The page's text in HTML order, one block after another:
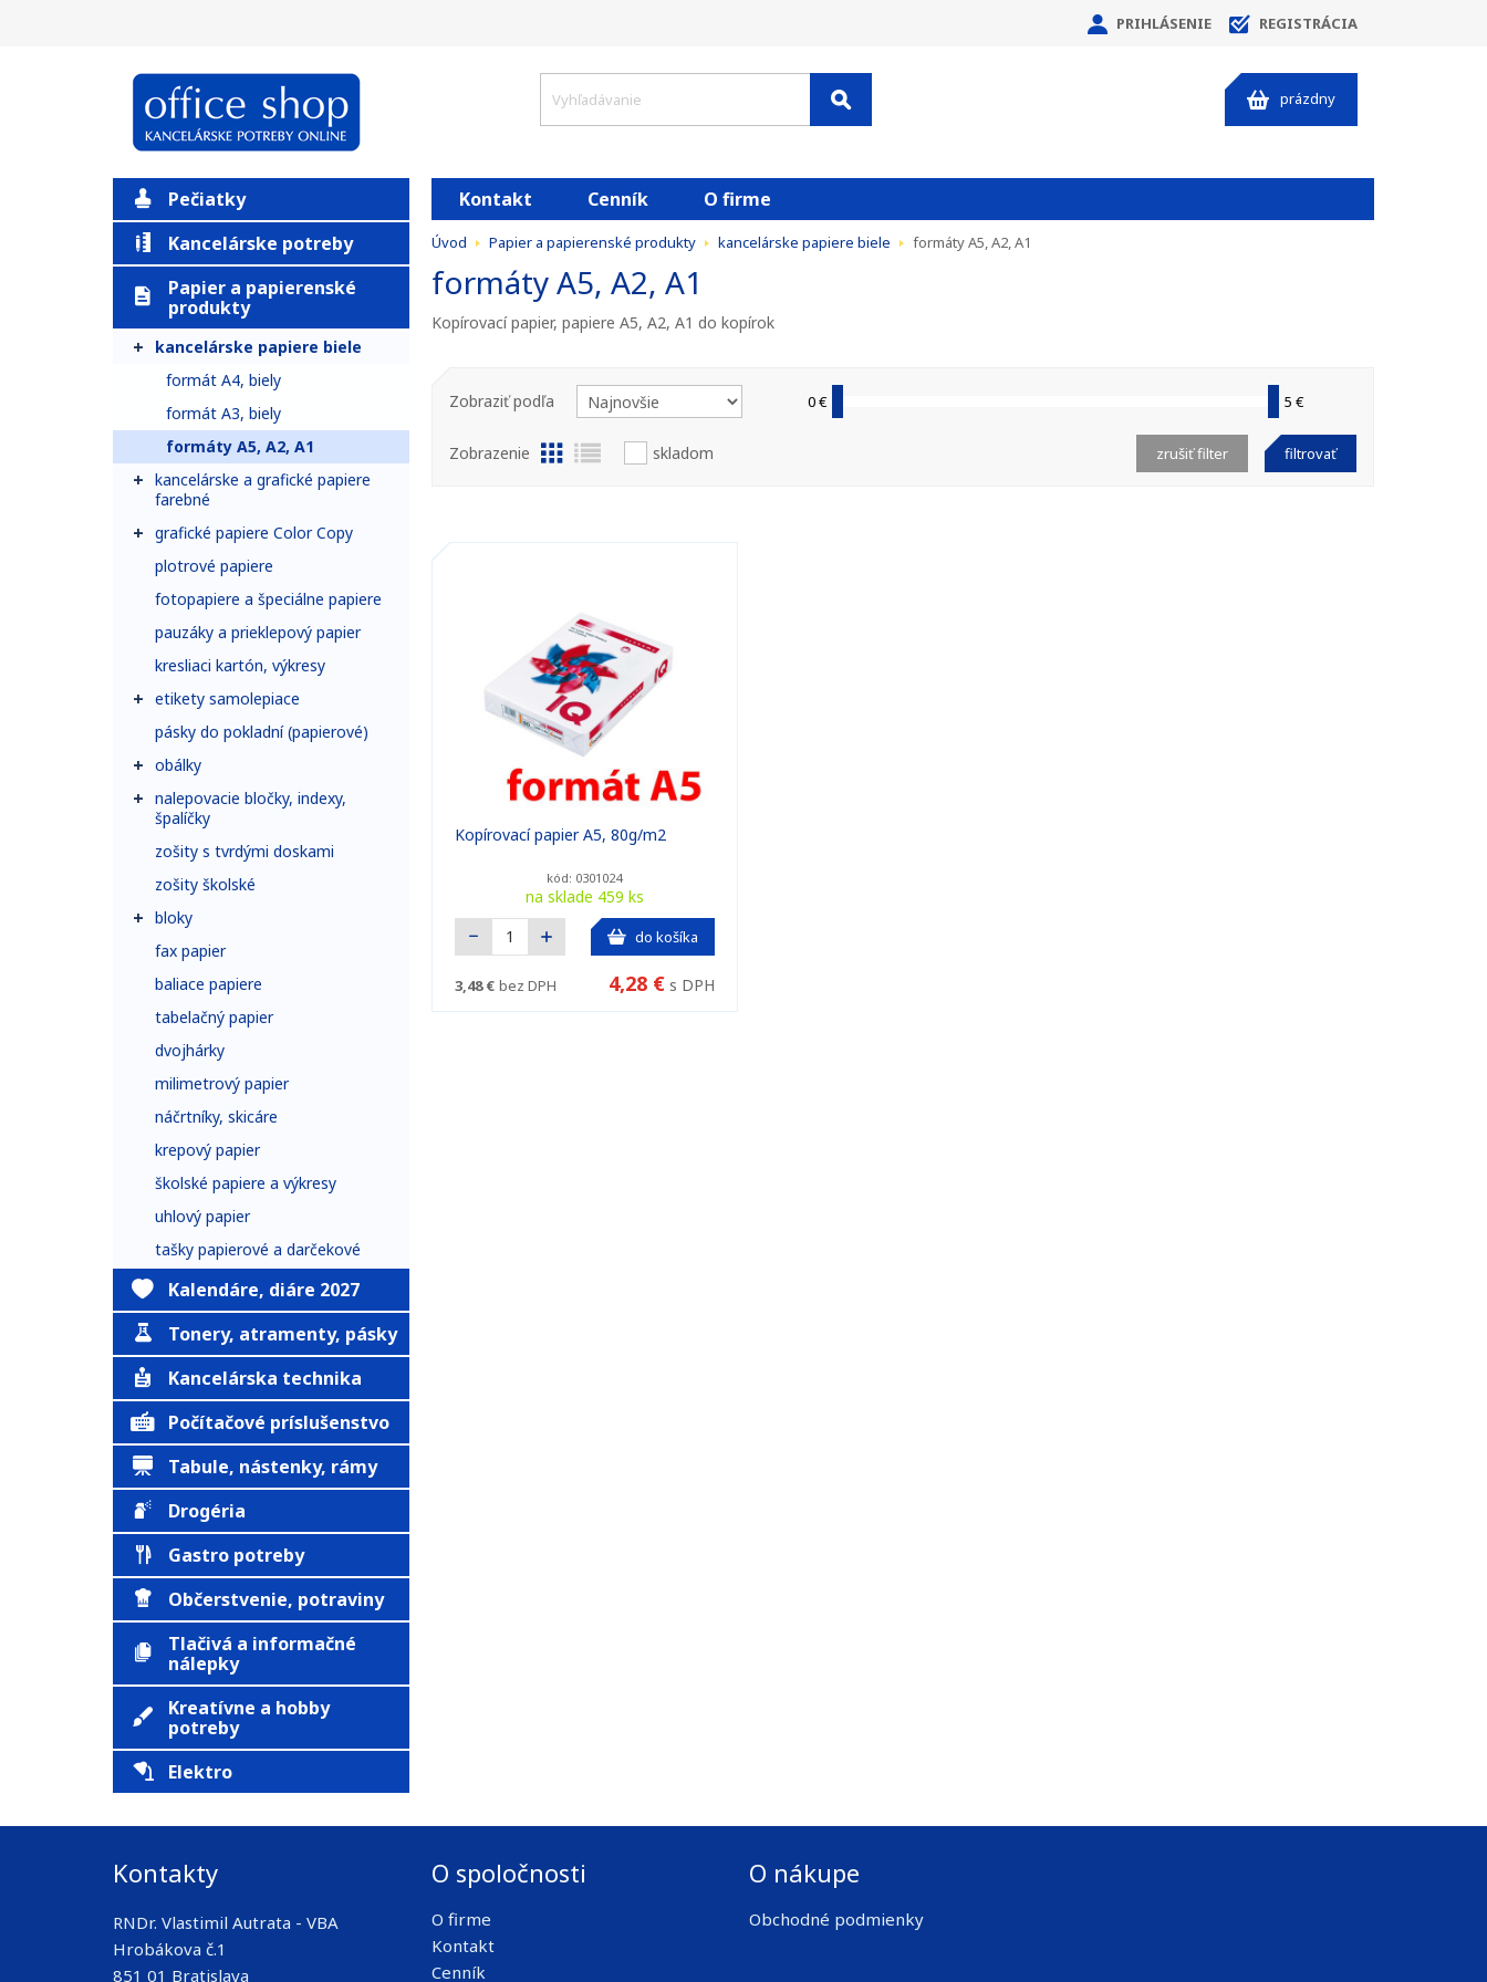
PRIHLÁSENIE REGISTRÁCIA
prázdny
Pečiatky
Kancelárske potreby
Papier a papierenské
produkty
kancelárske papiere biele
formát A4, biely
formát A3, biely
formáty A5, A2, A1
kancelárske a grafické papiere
farebné
grafické papiere Color Copy
plotrové papiere
fotopapiere a špeciálne papiere
pauzáky a prieklepový papier
kresliaci kartón, výkresy
etikety samolepiace
pásky do pokladní (papierové)
obálky
nalepovacie bločky, indexy,
špalíčky
zošity s tvrdými doskami
zošity školské
bloky
fax papier
baliace papiere
tabelačný papier
dvojhárky
milimetrový papier
náčrtníky, skicáre
krepový papier
školské papiere a výkresy
uhlový papier
tašky papierové a darčekové
Kalendáre, diáre 2027
Tonery, atramenty, pásky
Kancelárska technika
Počítačové príslušenstvo
Tabule, nástenky, rámy
Drogéria
Gastro potreby
Občerstvenie, potraviny
Tlačivá a informačné
nálepky
Kreatívne a hobby
potreby
Elektro
Kontakt Cenník O firme
Úvod Papier a papierenské produkty kancelárske papiere biele formáty A5, A2, A1
formáty A5, A2, A1
Kopírovací papier, papiere A5, A2, A1 do kopírok
0 € 5 €
Zobrazenie skladom filtrovať
zrušiť filter
Zobraziť podľa
Kopírovací papier A5, 80g/m2
kód: 0301024
na sklade 459 ks
do košíka
3,48 € bez DPH 4,28 € s DPH
Kontakty
RNDr. Vlastimil Autrata - VBA
Hrobákova č.1
851 01 Bratislava
O spoločnosti
O firme
Kontakt
Cenník
O nákupe
Obchodné podmienky